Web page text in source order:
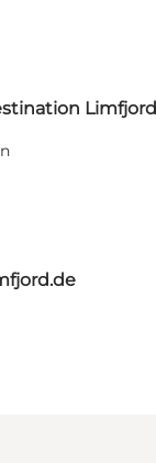
Limfjord